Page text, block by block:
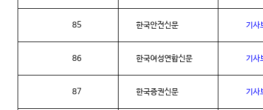
85 한국안전신문 기사
86 한국여성연합신문 기사
87 한국증권신문 기사